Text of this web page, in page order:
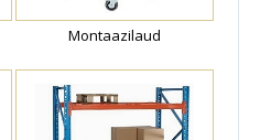
Montaazilaud